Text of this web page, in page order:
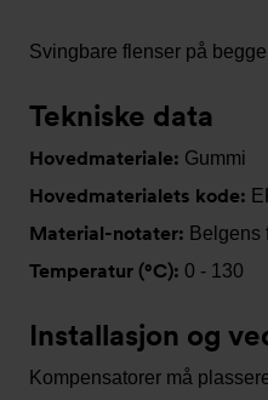
Svingbare flenser på
Tekniske data
Hovedmateriale: Gummi
Hovedmaterialets kode:
Material-notater: Belgens
Temperatur (°C): 0 - 130
Installasjon og
Kompensatorer må